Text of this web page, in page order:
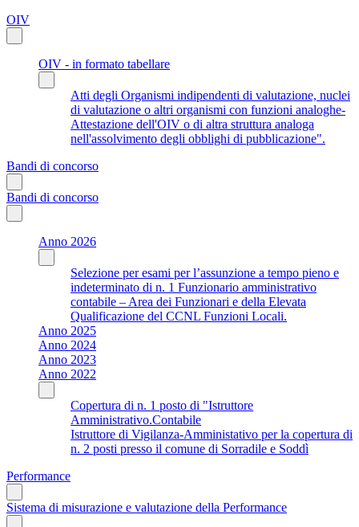
OIV
OIV - in formato tabellare
Atti degli Organismi indipendenti di valutazione, nuclei
di valutazione o altri organismi con funzioni analoghe-
Attestazione dell'OIV o di altra struttura analoga
nell'assolvimento degli obblighi di pubblicazione".
Bandi di concorso
Bandi di concorso
Anno 2026
Selezione per esami per l’assunzione a tempo pieno e
indeterminato di n. 1 Funzionario amministrativo
contabile – Area dei Funzionari e della Elevata
Qualificazione del CCNL Funzioni Locali.
Anno 2025
Anno 2024
Anno 2023
Anno 2022
Copertura di n. 1 posto di "Istruttore
Amministrativo.Contabile
Istruttore di Vigilanza-Amministativo per la copertura di
n. 2 posti presso il comune di Sorradile e Soddì
Performance
Sistema di misurazione e valutazione della Performance